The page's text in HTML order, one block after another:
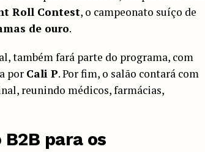
Roll Contest, o campeonato suíço de
de ouro.
também fará parte do programa, com
por Cali P. Por fim, o salão contará com
reunindo médicos, farmácias,
para os